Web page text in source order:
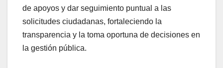
de apoyos y dar seguimiento puntual a las
solicitudes ciudadanas, fortaleciendo la
transparencia y la toma oportuna de decisiones en
la gestión pública.